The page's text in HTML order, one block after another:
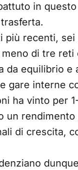
in
più recenti,
di tre reti
da equilibrio e
gare interne
ha vinto per
un
di crescita,